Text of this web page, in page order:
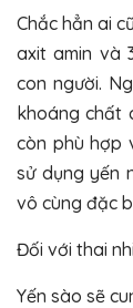
Chắc hẳn ai
axit amin và
con người.
khoáng chất
còn phù hợp
sử dụng yến
vô cùng đặc
Đối với thai nhi
Yến sào sẽ